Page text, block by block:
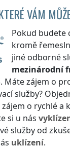
VÁM
Pokud budete
kromě
jiné odborné
mezinárodní
. Máte zájem o
služby?
o rychlé a
si u nás
služby od
uklízení.